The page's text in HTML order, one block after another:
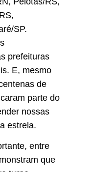
SP.
prefeituras
E, mesmo
de
parte do
nossas
estrela.
entre
que